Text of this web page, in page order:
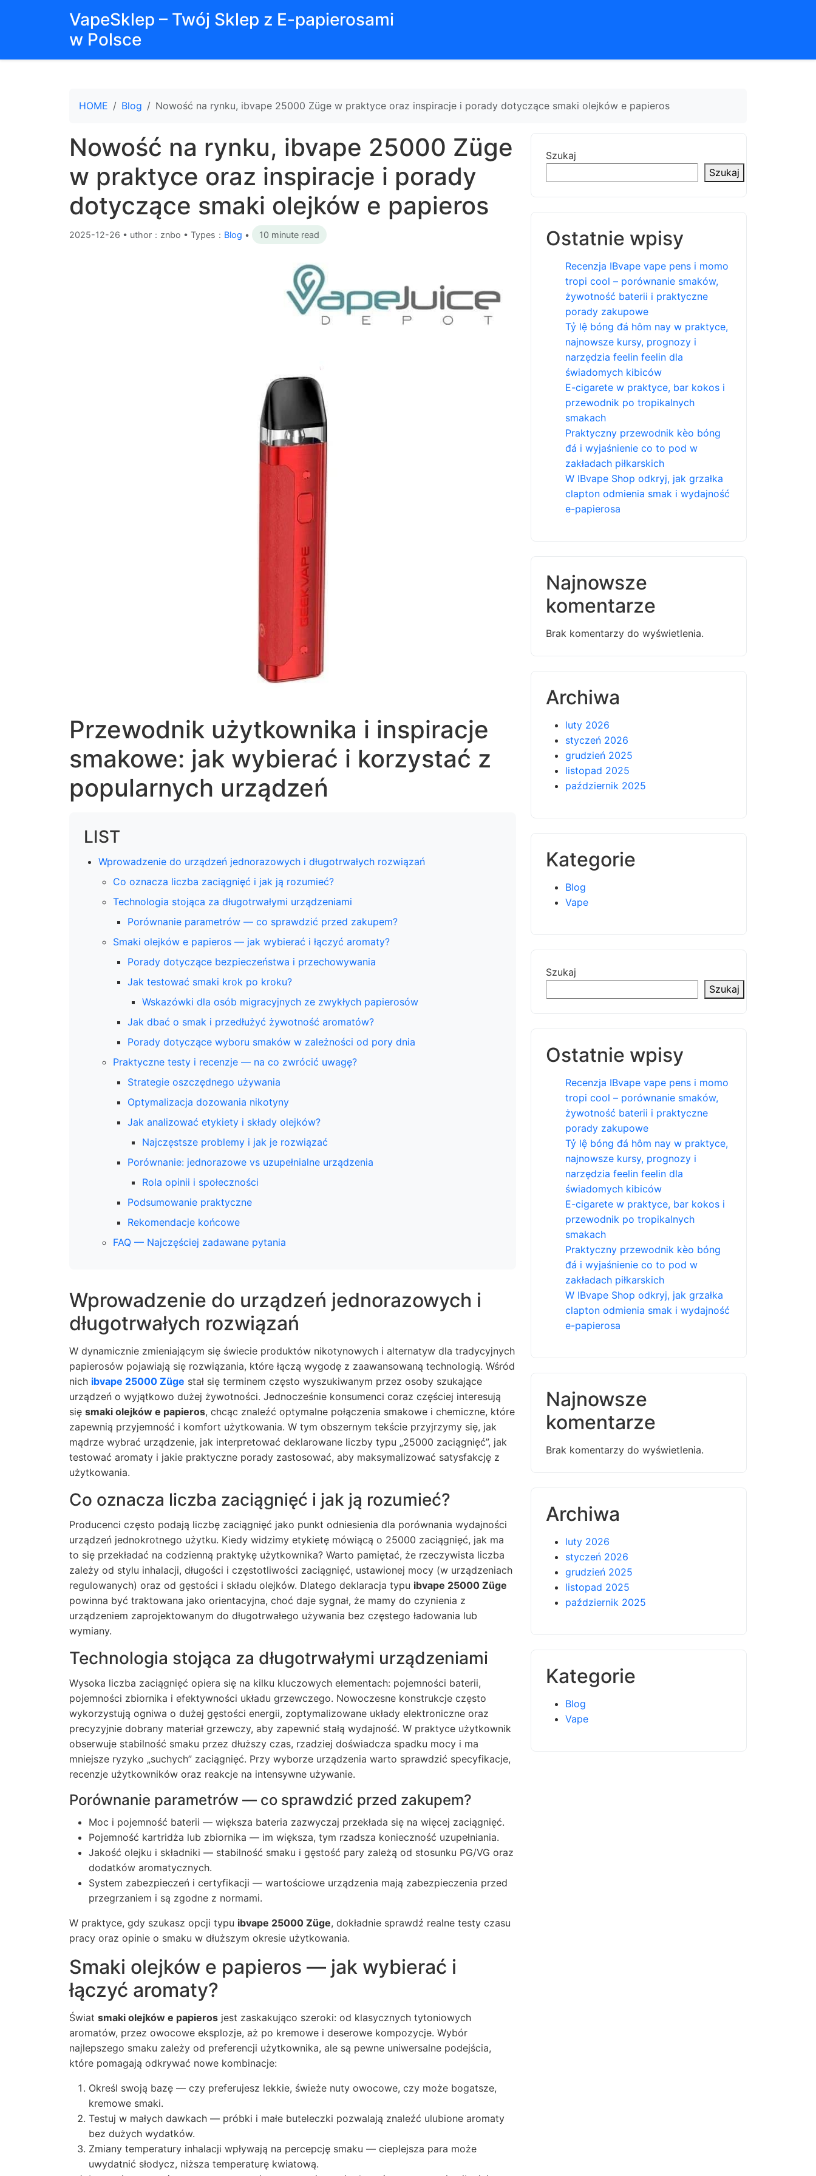
VapeSklep – Twój Sklep z E-papierosami
w Polsce
HOME Blog Nowość na rynku, ibvape 25000 Züge w praktyce oraz inspiracje i porady dotyczące smaki olejków e papieros
Nowość na rynku, ibvape 25000 Züge
w praktyce oraz inspiracje i porady
dotyczące smaki olejków e papieros
2025-12-26 • uthor：znbo • Types： Blog • 10 minute read
Przewodnik użytkownika i inspiracje
smakowe: jak wybierać i korzystać z
popularnych urządzeń
LIST
Wprowadzenie do urządzeń jednorazowych i długotrwałych rozwiązań
Co oznacza liczba zaciągnięć i jak ją rozumieć?
Technologia stojąca za długotrwałymi urządzeniami
Porównanie parametrów — co sprawdzić przed zakupem?
Smaki olejków e papieros — jak wybierać i łączyć aromaty?
Porady dotyczące bezpieczeństwa i przechowywania
Jak testować smaki krok po kroku?
Wskazówki dla osób migracyjnych ze zwykłych papierosów
Jak dbać o smak i przedłużyć żywotność aromatów?
Porady dotyczące wyboru smaków w zależności od pory dnia
Praktyczne testy i recenzje — na co zwrócić uwagę?
Strategie oszczędnego używania
Optymalizacja dozowania nikotyny
Jak analizować etykiety i składy olejków?
Najczęstsze problemy i jak je rozwiązać
Porównanie: jednorazowe vs uzupełnialne urządzenia
Rola opinii i społeczności
Podsumowanie praktyczne
Rekomendacje końcowe
FAQ — Najczęściej zadawane pytania
Wprowadzenie do urządzeń jednorazowych i
długotrwałych rozwiązań
W dynamicznie zmieniającym się świecie produktów nikotynowych i alternatyw dla tradycyjnych
papierosów pojawiają się rozwiązania, które łączą wygodę z zaawansowaną technologią. Wśród
nich ibvape 25000 Züge stał się terminem często wyszukiwanym przez osoby szukające
urządzeń o wyjątkowo dużej żywotności. Jednocześnie konsumenci coraz częściej interesują
się smaki olejków e papieros, chcąc znaleźć optymalne połączenia smakowe i chemiczne, które
zapewnią przyjemność i komfort użytkowania. W tym obszernym tekście przyjrzymy się, jak
mądrze wybrać urządzenie, jak interpretować deklarowane liczby typu „25000 zaciągnięć”, jak
testować aromaty i jakie praktyczne porady zastosować, aby maksymalizować satysfakcję z
użytkowania.
Co oznacza liczba zaciągnięć i jak ją rozumieć?
Producenci często podają liczbę zaciągnięć jako punkt odniesienia dla porównania wydajności
urządzeń jednokrotnego użytku. Kiedy widzimy etykietę mówiącą o 25000 zaciągnięć, jak ma
to się przekładać na codzienną praktykę użytkownika? Warto pamiętać, że rzeczywista liczba
zależy od stylu inhalacji, długości i częstotliwości zaciągnięć, ustawionej mocy (w urządzeniach
regulowanych) oraz od gęstości i składu olejków. Dlatego deklaracja typu ibvape 25000 Züge
powinna być traktowana jako orientacyjna, choć daje sygnał, że mamy do czynienia z
urządzeniem zaprojektowanym do długotrwałego używania bez częstego ładowania lub
wymiany.
Technologia stojąca za długotrwałymi urządzeniami
Wysoka liczba zaciągnięć opiera się na kilku kluczowych elementach: pojemności baterii,
pojemności zbiornika i efektywności układu grzewczego. Nowoczesne konstrukcje często
wykorzystują ogniwa o dużej gęstości energii, zoptymalizowane układy elektroniczne oraz
precyzyjnie dobrany materiał grzewczy, aby zapewnić stałą wydajność. W praktyce użytkownik
obserwuje stabilność smaku przez dłuższy czas, rzadziej doświadcza spadku mocy i ma
mniejsze ryzyko „suchych” zaciągnięć. Przy wyborze urządzenia warto sprawdzić specyfikacje,
recenzje użytkowników oraz reakcje na intensywne używanie.
Porównanie parametrów — co sprawdzić przed zakupem?
Moc i pojemność baterii — większa bateria zazwyczaj przekłada się na więcej zaciągnięć.
Pojemność kartridża lub zbiornika — im większa, tym rzadsza konieczność uzupełniania.
Jakość olejku i składniki — stabilność smaku i gęstość pary zależą od stosunku PG/VG oraz
dodatków aromatycznych.
System zabezpieczeń i certyfikacji — wartościowe urządzenia mają zabezpieczenia przed
przegrzaniem i są zgodne z normami.
W praktyce, gdy szukasz opcji typu ibvape 25000 Züge, dokładnie sprawdź realne testy czasu
pracy oraz opinie o smaku w dłuższym okresie użytkowania.
Smaki olejków e papieros — jak wybierać i
łączyć aromaty?
Świat smaki olejków e papieros jest zaskakująco szeroki: od klasycznych tytoniowych
aromatów, przez owocowe eksplozje, aż po kremowe i deserowe kompozycje. Wybór
najlepszego smaku zależy od preferencji użytkownika, ale są pewne uniwersalne podejścia,
które pomagają odkrywać nowe kombinacje:
Określ swoją bazę — czy preferujesz lekkie, świeże nuty owocowe, czy może bogatsze,
kremowe smaki.
Testuj w małych dawkach — próbki i małe buteleczki pozwalają znaleźć ulubione aromaty
bez dużych wydatków.
Zmiany temperatury inhalacji wpływają na percepcję smaku — cieplejsza para może
uwydatnić słodycz, niższa temperaturę kwiatową.
Szukaj
Szukaj
Ostatnie wpisy
Recenzja IBvape vape pens i momo
tropi cool – porównanie smaków,
żywotność baterii i praktyczne
porady zakupowe
Tỷ lệ bóng đá hôm nay w praktyce,
najnowsze kursy, prognozy i
narzędzia feelin feelin dla
świadomych kibiców
E-cigarete w praktyce, bar kokos i
przewodnik po tropikalnych
smakach
Praktyczny przewodnik kèo bóng
đá i wyjaśnienie co to pod w
zakładach piłkarskich
W IBvape Shop odkryj, jak grzałka
clapton odmienia smak i wydajność
e-papierosa
Najnowsze
komentarze
Brak komentarzy do wyświetlenia.
Archiwa
luty 2026
styczeń 2026
grudzień 2025
listopad 2025
październik 2025
Kategorie
Blog
Vape
Szukaj
Szukaj
Ostatnie wpisy
Recenzja IBvape vape pens i momo
tropi cool – porównanie smaków,
żywotność baterii i praktyczne
porady zakupowe
Tỷ lệ bóng đá hôm nay w praktyce,
najnowsze kursy, prognozy i
narzędzia feelin feelin dla
świadomych kibiców
E-cigarete w praktyce, bar kokos i
przewodnik po tropikalnych
smakach
Praktyczny przewodnik kèo bóng
đá i wyjaśnienie co to pod w
zakładach piłkarskich
W IBvape Shop odkryj, jak grzałka
clapton odmienia smak i wydajność
e-papierosa
Najnowsze
komentarze
Brak komentarzy do wyświetlenia.
Archiwa
luty 2026
styczeń 2026
grudzień 2025
listopad 2025
październik 2025
Kategorie
Blog
Vape